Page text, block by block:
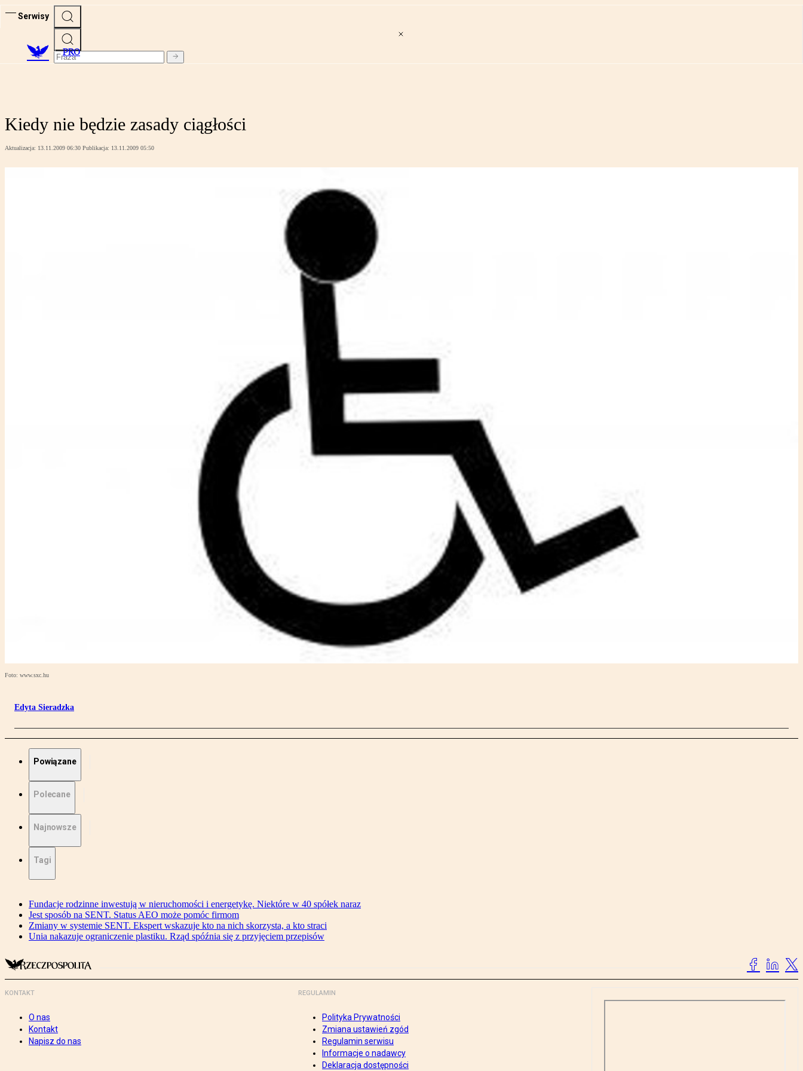
Serwisy
PRO
Kiedy nie będzie zasady ciągłości
Aktualizacja: 13.11.2009 06:30 Publikacja: 13.11.2009 05:50
Foto: www.sxc.hu
Edyta Sieradzka
Powiązane
Polecane
Najnowsze
Tagi
Fundacje rodzinne inwestują w nieruchomości i energetykę. Niektóre w 40 spółek naraz
Jest sposób na SENT. Status AEO może pomóc firmom
Zmiany w systemie SENT. Ekspert wskazuje kto na nich skorzysta, a kto straci
Unia nakazuje ograniczenie plastiku. Rząd spóźnia się z przyjęciem przepisów
KONTAKT
O nas
Kontakt
Napisz do nas
REGULAMIN
Polityka Prywatności
Zmiana ustawień zgód
Regulamin serwisu
Informacje o nadawcy
Deklaracja dostępności